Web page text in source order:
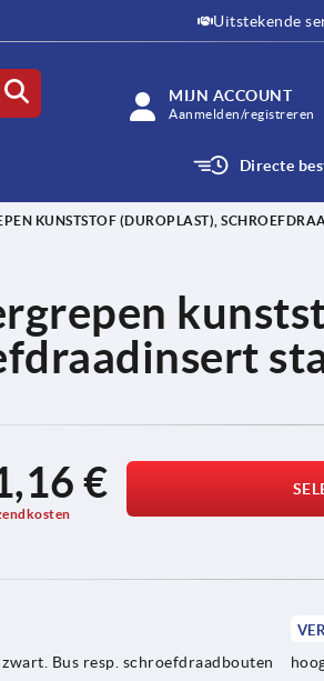
Uitstekende
MIJN ACCOUNT
Aanmelden/registreren
Directe
KUNSTSTOF (DUROPLAST),
€
Bus resp. schroefdraadbouten